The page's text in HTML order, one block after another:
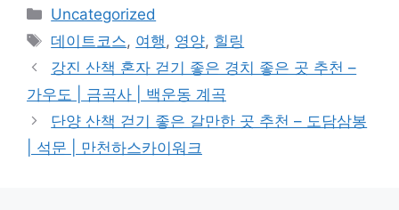
카
테
고
리
Uncategorized
태
그
데이트코스, 여행 , 영양, 힐링
강진 산책 혼자 걷기 좋은 경치 좋은 곳 추천 –
가우도 | 금곡사 | 백운동 계곡
단양 산책 걷기 좋은 갈만한 곳 추천 – 도담삼봉
| 석문 | 만천하스카이워크